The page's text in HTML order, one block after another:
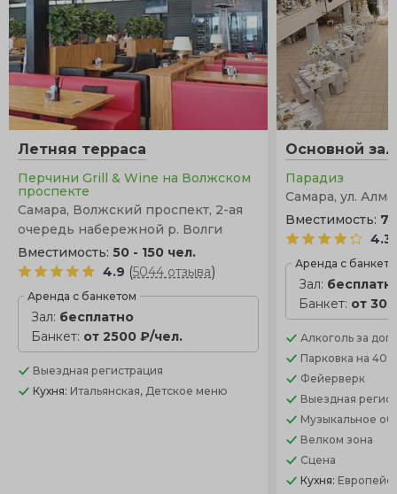
Летняя терраса
Перчини Grill & Wine на Волжском
проспекте
Самара, Волжский проспект, 2-ая
очередь набережной р. Волги
Вместимость: 50 - 150 чел.
4.9 (5044 отзыва)
Аренда с банкетом
Зал: бесплатно
Банкет: от 2500 ₽/чел.
Выездная регистрация
Кухня: Итальянская, Детское меню
Основной зал
Парадиз
Самара, ул.
Вместимость:
4.3
Аренда с
Зал:
Банкет: от
Алкоголь за
Парковка на 40
Фейерверк
Выездная
Музыкальное
Велком зона
Сцена
Кухня: